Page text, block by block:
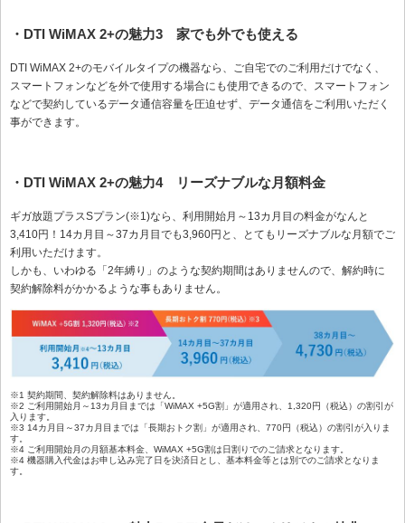
・DTI WiMAX 2+の魅力3 家でも外でも使える
DTI WiMAX 2+のモバイルタイプの機器なら、ご自宅でのご利用だけでなく、
スマートフォンなどを外で使用する場合にも使用できるので、スマートフォン
などで契約しているデータ通信容量を圧迫せず、データ通信をご利用いただく
事ができます。
・DTI WiMAX 2+の魅力4 リーズナブルな月額料金
ギガ放題プラスSプラン(※1)なら、利用開始月～13カ月目の料金がなんと
3,410円！14カ月目～37カ月目でも3,960円と、とてもリーズナブルな月額でご
利用いただけます。
しかも、いわゆる「2年縛り」のような契約期間はありませんので、解約時に
契約解除料がかかるような事もありません。
※1 契約期間、契約解除料はありません。
※2 ご利用開始月～13カ月目までは「WiMAX +5G割」が適用され、1,320円（税込）の割引が
入ります。
※3 14カ月目～37カ月目までは「長期おトク割」が適用され、770円（税込）の割引が入りま
す。
※4 ご利用開始月の月額基本料金、WiMAX +5G割は日割りでのご請求となります。
※4 機器購入代金はお申し込み完了日を決済日とし、基本料金等とは別でのご請求となりま
す。